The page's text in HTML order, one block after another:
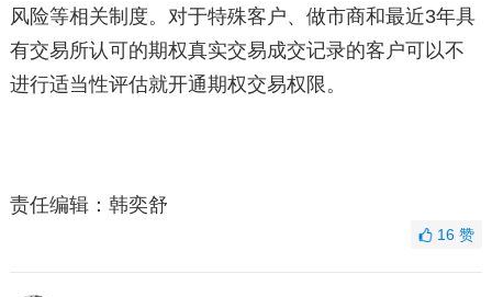
风险等相关制度。对于特殊客户、做市商和最近3年具
有交易所认可的期权真实交易成交记录的客户可以不
进行适当性评估就开通期权交易权限。
责任编辑：韩奕舒
16赞